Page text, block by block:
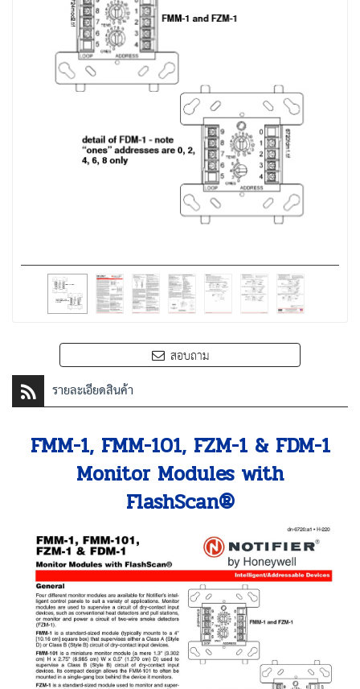
สอบถาม
รายละเอียดสินค้า
FMM-1, FMM-101, FZM-1 & FDM-1
Monitor Modules with
FlashScan®